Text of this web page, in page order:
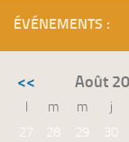
ÉVÉNEMENTS :
<< Août
l m m j
27
28 29 30